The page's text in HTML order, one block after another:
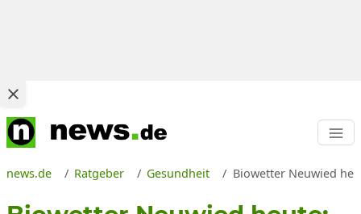
news.de Ratgeber Gesundheit Biowetter Neuwied